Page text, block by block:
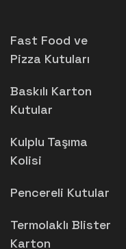
Fast Food ve
Pizza Kutuları
Baskılı Karton
Kutular
Kulplu Taşıma
Kolisi
Pencereli Kutular
Termolaklı Blister
Karton